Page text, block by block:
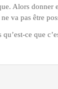
Alors donner
ne va pas être
ce que